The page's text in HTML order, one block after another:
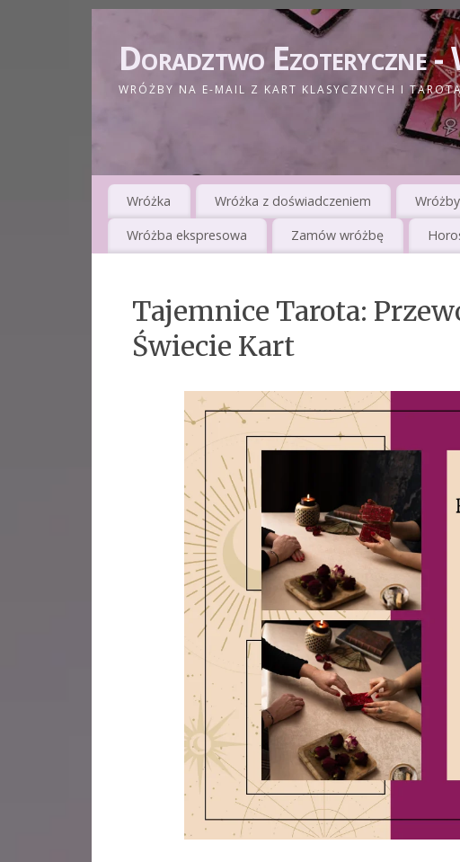
Doradztwo Ezoteryczne -
WRÓŻBY NA E-MAIL Z KART KLASYCZNYCH I
Wróżka Wróżka z doświadczeniem Wróżby
Wróżba ekspresowa Zamów wróżbę
Tajemnice Tarota:
Świecie Kart